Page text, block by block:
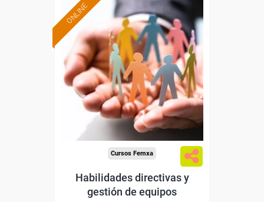
ONLINE
Formación 100%
subvencionada.
Para desempleados,
trabajadores y autónomos.
Sector
-Administración.
Cursos Femxa
Habilidades directivas y
gestión de equipos